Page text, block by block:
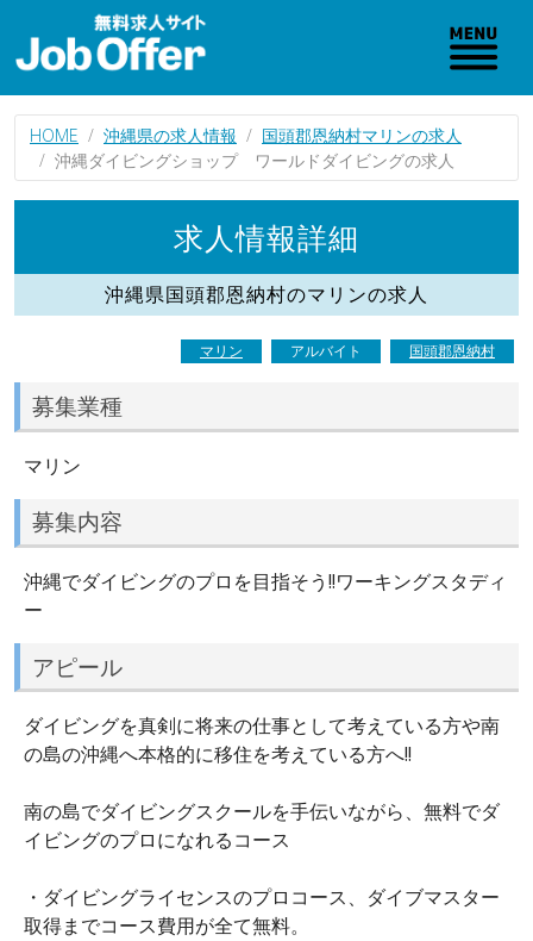
HOME 沖縄県の求人情報
国頭郡恩納村マリンの求人
沖縄ダイビングショップ ワールドダイビングの求人
求人情報詳細
沖縄県国頭郡恩納村のマリンの求人
マリン アルバイト 国頭郡恩納村
募集業種
マリン
募集内容
沖縄でダイビングのプロを目指そう!!ワーキングスタディ
ー
アピール
ダイビングを真剣に将来の仕事として考えている方や南
の島の沖縄へ本格的に移住を考えている方へ!!
南の島でダイビングスクールを手伝いながら、無料でダ
イビングのプロになれるコース
・ダイビングライセンスのプロコース、ダイブマスター
取得までコース費用が全て無料。